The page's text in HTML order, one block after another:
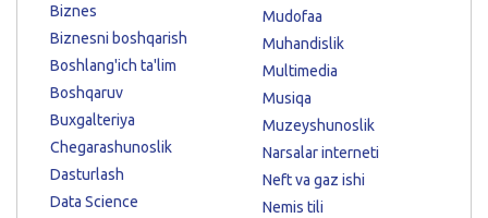
Biznes
Biznesni boshqarish
Boshlang'ich ta'lim
Boshqaruv
Buxgalteriya
Chegarashunoslik
Dasturlash
Data Science
Mudofaa
Muhandislik
Multimedia
Musiqa
Muzeyshunoslik
Narsalar interneti
Neft va gaz ishi
Nemis tili